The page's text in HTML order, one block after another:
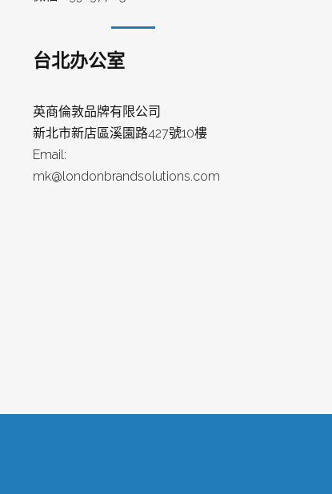
台北办公室
英商倫敦品牌有限公司
新北市新店區溪園路427號10樓
Email:
mk@londonbrandsolutions.com